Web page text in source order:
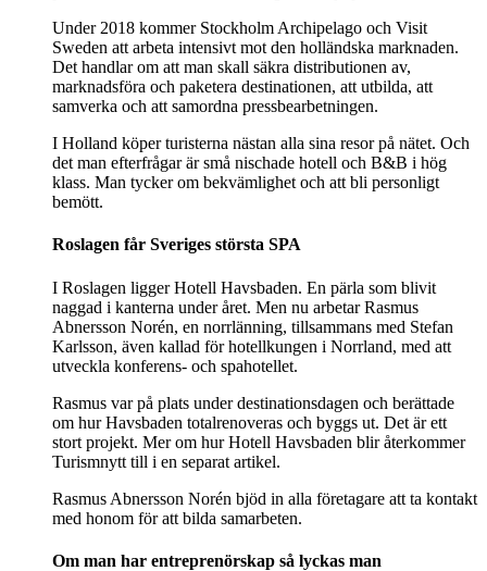
Under 2018 kommer Stockholm Archipelago och Visit
Sweden att arbeta intensivt mot den holländska marknaden.
Det handlar om att man skall säkra distributionen av,
marknadsföra och paketera destinationen, att utbilda, att
samverka och att samordna pressbearbetningen.
I Holland köper turisterna nästan alla sina resor på nätet. Och
det man efterfrågar är små nischade hotell och B&B i hög
klass. Man tycker om bekvämlighet och att bli personligt
bemött.
Roslagen får Sveriges största SPA
I Roslagen ligger Hotell Havsbaden. En pärla som blivit
naggad i kanterna under året. Men nu arbetar Rasmus
Abnersson Norén, en norrlänning, tillsammans med Stefan
Karlsson, även kallad för hotellkungen i Norrland, med att
utveckla konferens- och spahotellet.
Rasmus var på plats under destinationsdagen och berättade
om hur Havsbaden totalrenoveras och byggs ut. Det är ett
stort projekt. Mer om hur Hotell Havsbaden blir återkommer
Turismnytt till i en separat artikel.
Rasmus Abnersson Norén bjöd in alla företagare att ta kontakt
med honom för att bilda samarbeten.
Om man har entreprenörskap så lyckas man